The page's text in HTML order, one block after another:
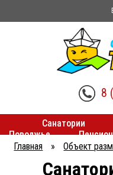
8
Санатории
Поволжье
туров
Главная » Объект